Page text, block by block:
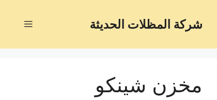
شركة المظلات الحديثة
مخزن شينكو